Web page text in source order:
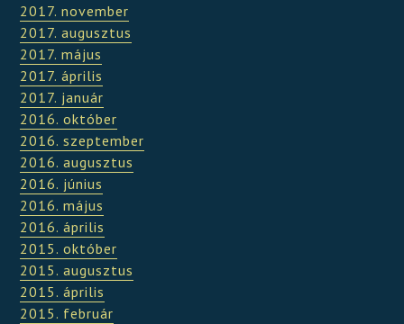
2017. november
2017. augusztus
2017. május
2017. április
2017. január
2016. október
2016. szeptember
2016. augusztus
2016. június
2016. május
2016. április
2015. október
2015. augusztus
2015. április
2015. február